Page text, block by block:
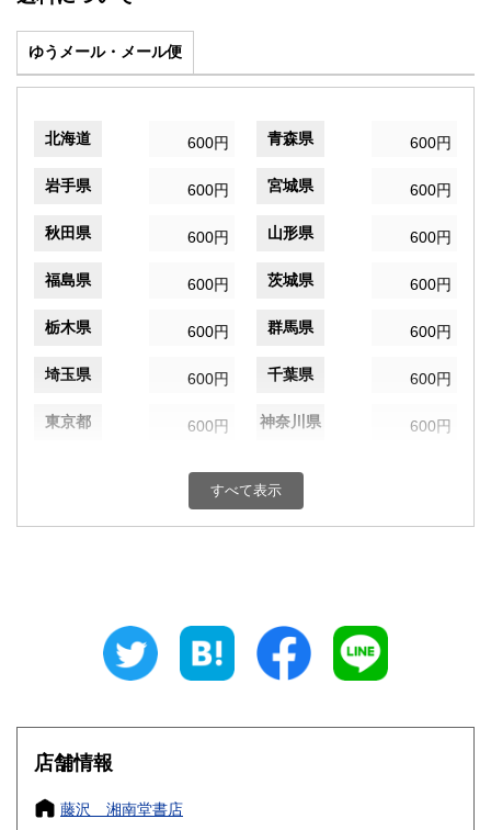
ゆうメール・メール便
北海道 600円 青森県 600円
岩手県 600円 宮城県 600円
秋田県 600円 山形県 600円
福島県 600円 茨城県 600円
栃木県 600円 群馬県 600円
埼玉県 600円 千葉県 600円
東京都 600円 神奈川県 600円
600円 富山県
600円 三重県
大阪府
奈良県
すべて表示
店舗情報
藤沢 湘南堂書店